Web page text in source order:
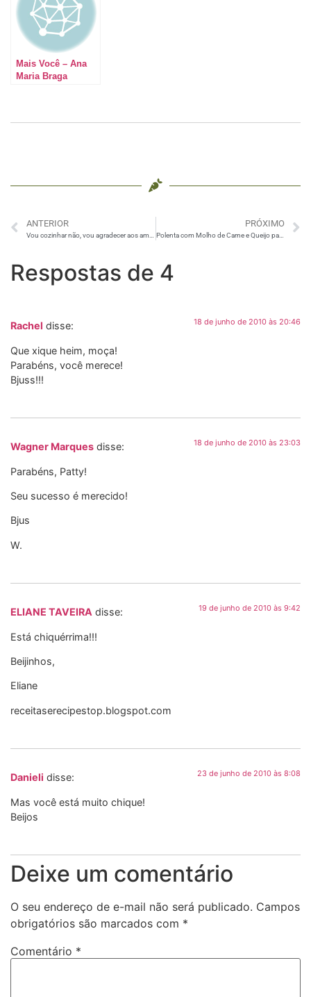
Mais Você – Ana
Maria Braga
ANTERIOR
Vou cozinhar não, vou agradecer aos amigos. Boa saída para este frio.
PRÓXIMO
Polenta com Molho de Carne e Queijo para Enfrentar o Frio
Respostas de 4
Rachel disse: 18 de junho de 2010 às 20:46
Que xique heim, moça!
Parabéns, você merece!
Bjuss!!!
Wagner Marques disse: 18 de junho de 2010 às 23:03
Parabéns, Patty!
Seu sucesso é merecido!
Bjus
W.
ELIANE TAVEIRA disse: 19 de junho de 2010 às 9:42
Está chiquérrima!!!
Beijinhos,
Eliane
receitaserecipestop.blogspot.com
Danieli disse: 23 de junho de 2010 às 8:08
Mas você está muito chique!
Beijos
Deixe um comentário
O seu endereço de e-mail não será publicado. Campos
obrigatórios são marcados com *
Comentário *